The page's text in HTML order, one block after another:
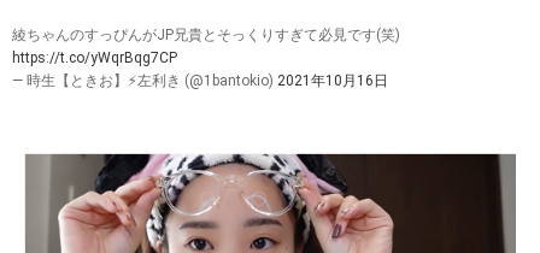
綾ちゃんのすっぴんがJP兄貴とそっくりすぎて必見です(笑)
https://t.co/yWqrBqg7CP
— 時生【ときお】⚡左利き (@1bantokio) 2021年10月16日